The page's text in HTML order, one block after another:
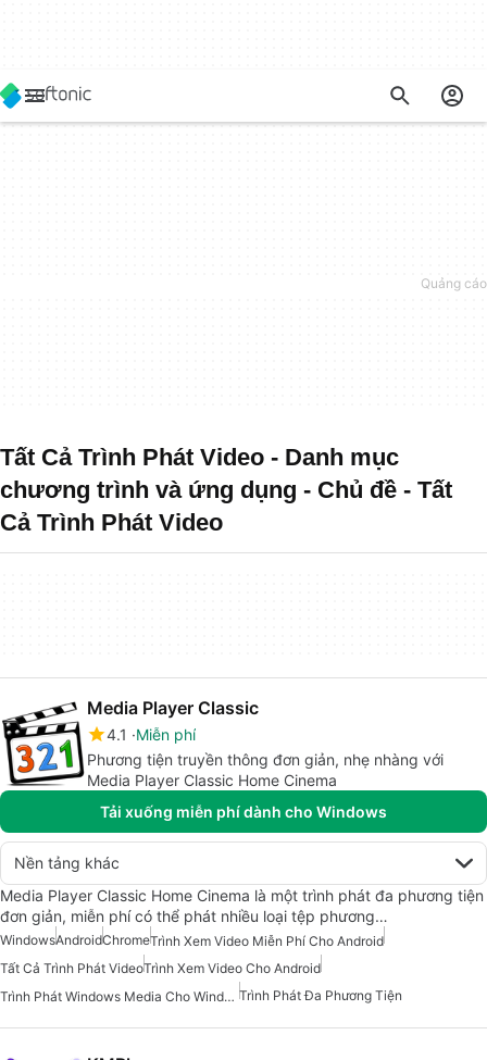
Tất Cả Trình Phát Video - Danh mục
chương trình và ứng dụng - Chủ đề - Tất
Cả Trình Phát Video
Media Player Classic
4.1
Miễn phí
Phương tiện truyền thông đơn giản, nhẹ nhàng với
Media Player Classic Home Cinema
Tải xuống miễn phí dành cho Windows
Nền tảng khác
Media Player Classic Home Cinema là một trình phát đa phương tiện
đơn giản, miễn phí có thể phát nhiều loại tệp phương…
WindowsAndroidChromeTrình Xem Video Miễn Phí Cho Android
Tất Cả Trình Phát VideoTrình Xem Video Cho Android
Trình Phát Windows Media Cho Windows 10 Trình Phát Đa Phương Tiện